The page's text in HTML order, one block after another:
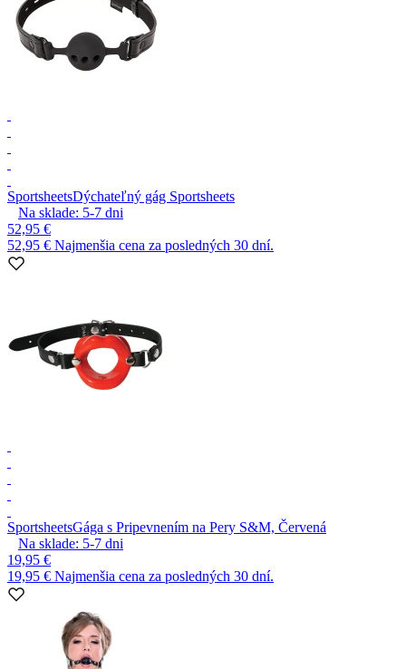
SportsheetsDýchateľný gág Sportsheets
Na sklade: 5-7 dni
52,95 €
52,95 € Najmenšia cena za posledných 30 dní.
SportsheetsGága s Pripevnením na Pery S&M, Červená
Na sklade: 5-7 dni
19,95 €
19,95 € Najmenšia cena za posledných 30 dní.